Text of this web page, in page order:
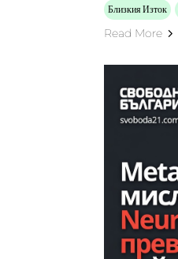
Близкия Изток
Read More